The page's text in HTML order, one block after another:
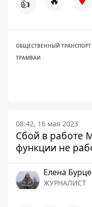
👍
ОБЩЕСТВЕННЫЙ ТРАНСПОРТ
ТРАМВАИ
08:42, 16 мая 2023
Сбой в работе
функции не
Елена
ЖУРНАЛИСТ